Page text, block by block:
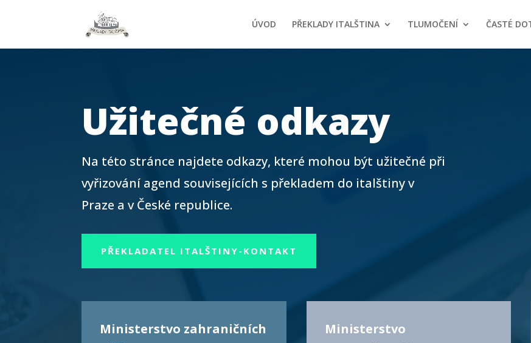
ÚVOD PŘEKLADY ITALŠTINA TLUMOČENÍ ČASTÉ
Užitečné odkazy
Na této stránce najdete odkazy, které mohou být užitečné při
vyřizování agend souvisejících s překladem do italštiny v
Praze a v České republice.
PŘEKLADATEL ITALŠTINY-KONTAKT
Ministerstvo zahraničních
Ministerstvo